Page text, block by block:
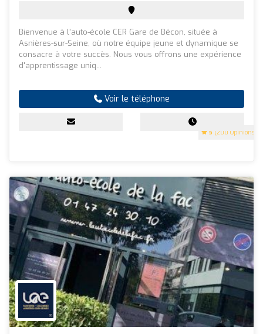
5 (200 Opinions)
Bienvenue à l'auto-école CER Gare de Bécon, située à
Asnières-sur-Seine, où notre équipe jeune et dynamique se
consacre à votre succès. Nous vous offrons une expérience
d'apprentissage uniq...
Voir le téléphone